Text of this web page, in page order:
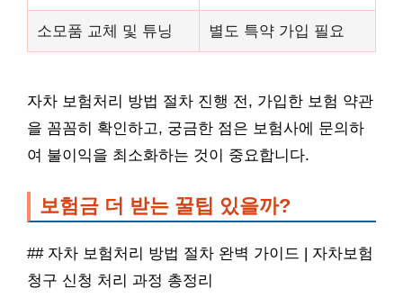
소모품 교체 및 튜닝 별도 특약 가입 필요
자차 보험처리 방법 절차 진행 전, 가입한 보험 약관
을 꼼꼼히 확인하고, 궁금한 점은 보험사에 문의하
여 불이익을 최소화하는 것이 중요합니다.
보험금 더 받는 꿀팁 있을까?
## 자차 보험처리 방법 절차 완벽 가이드 | 자차보험
청구 신청 처리 과정 총정리